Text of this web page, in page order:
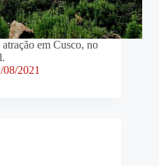
em Cusco, no
08/2021